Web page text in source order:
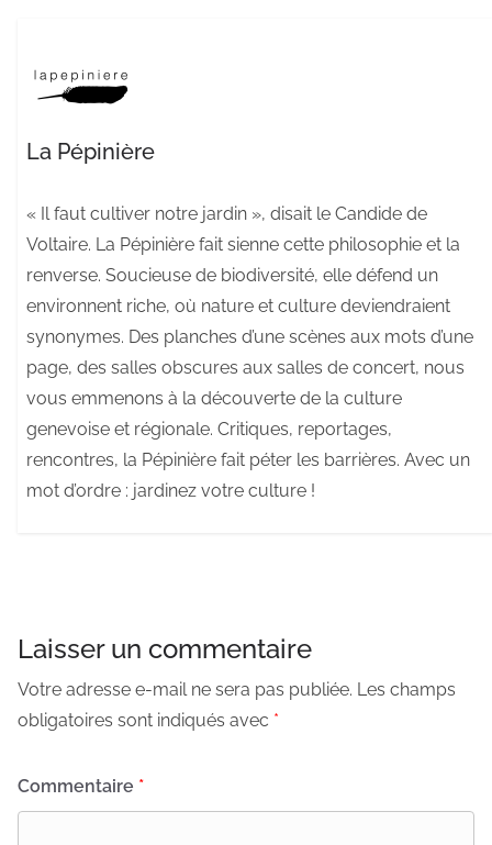
La Pépinière
« Il faut cultiver notre jardin », disait le Candide de
Voltaire. La Pépinière fait sienne cette philosophie et la
renverse. Soucieuse de biodiversité, elle défend un
environnent riche, où nature et culture deviendraient
synonymes. Des planches d’une scènes aux mots d’une
page, des salles obscures aux salles de concert, nous
vous emmenons à la découverte de la culture
genevoise et régionale. Critiques, reportages,
rencontres, la Pépinière fait péter les barrières. Avec un
mot d’ordre : jardinez votre culture !
Laisser un commentaire
Votre adresse e-mail ne sera pas publiée. Les champs
obligatoires sont indiqués avec *
Commentaire *